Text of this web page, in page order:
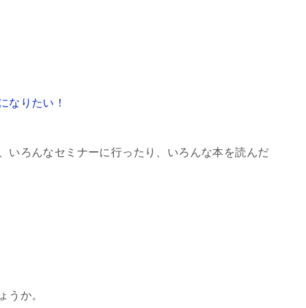
なりたい！
いろんなセミナーに行ったり、いろんな本を読んだ
うか。